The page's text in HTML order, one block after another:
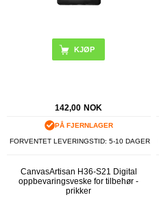
KJØP
142,00 NOK
PÅ FJERNLAGER
FORVENTET LEVERINGSTID: 5-10 DAGER
CanvasArtisan H36-S21 Digital
oppbevaringsveske for tilbehør -
prikker